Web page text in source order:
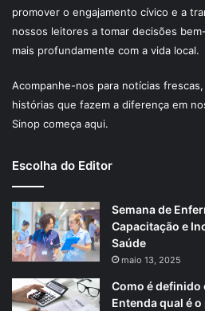
promover o engajamento cívico e a
nossos leitores a tomar decisões
mais profundamente com a vida local.
Acompanhe-nos para notícias
histórias que fazem a diferença em
Sinop começa aqui.
Escolha do Editor
Semana de
Capacitação e
Saúde
maio 13, 2025
Como é
Entenda qual é